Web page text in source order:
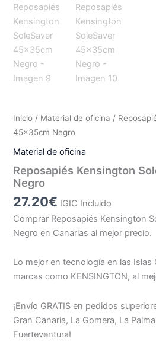
Inicio / Material de oficina /
45x35cm Negro
Material de oficina
Reposapiés Kensington
Negro
27.20€ IGIC Incluido
Comprar Reposapiés Kensington
Negro en Canarias al mejor precio.
Lo mejor en tecnología en las Islas
marcas como KENSINGTON, al
¡Envío GRATIS en pedidos
Gran Canaria, La Gomera, La
Fuerteventura!